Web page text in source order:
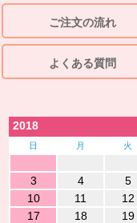
ご注文の流れ
よくある質問
2018
日 月 火
3
4 5
10
11 12
17
18 19